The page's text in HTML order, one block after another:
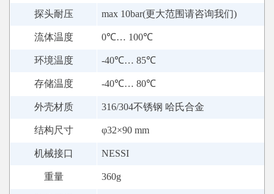
探头耐压 max 10bar(更大范围请咨询我们)
流体温度 0℃… 100℃
环境温度 -40℃… 85℃
存储温度 -40℃… 80℃
外壳材质 316/304不锈钢 哈氏合金
结构尺寸 φ32×90 mm
机械接口 NESSI
重量 360g